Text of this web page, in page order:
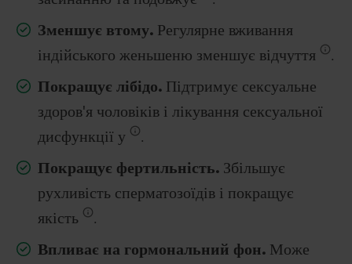
Зменшує втому. Регулярне вживання
індійського женьшеню зменшує відчуття
.
Покращує лібідо. Підтримує сексуальне
здоров'я чоловіків і лікування сексуальної
дисфункції у
.
Покращує фертильність. Збільшує
рухливість сперматозоїдів і покращує
якість
.
Впливає на гормональний фон. Може